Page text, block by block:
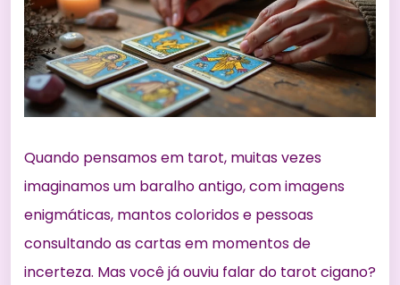
Quando pensamos em tarot, muitas vezes
imaginamos um baralho antigo, com imagens
enigmáticas, mantos coloridos e pessoas
consultando as cartas em momentos de
incerteza. Mas você já ouviu falar do tarot cigano?